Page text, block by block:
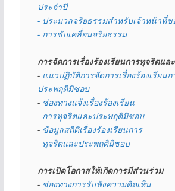
ประจำปี
- ประมวลจริยธรรมสำหรับเจ้าหน้าที่ข
- การขับเคลื่อนจริยธรรม
การจัดการเรื่องร้องเรียนการทุจริตแ
- แนวปฏิบัติการจัดการเรื่องร้องเรียน
ประพฤติมิชอบ
- ช่องทางแจ้งเรื่องร้องเรียน
  การทุจริตและประพฤติมิชอบ
- ข้อมูลสถิติเรื่องร้องเรียนการ
  ทุจริตและประพฤติมิชอบ
การเปิดโอกาสให้เกิดการมีส่วนร่วม
- ช่องทางการรับฟังความคิดเห็น